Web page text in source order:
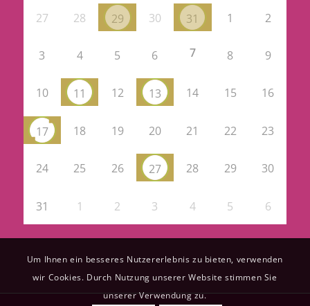
27 28 29 30 31 1 2
3 4 5 6 7 8 9
10 11 12 13 14 15 16
17 18 19 20 21 22 23
24 25 26 27 28 29 30
31 1 2 3 4 5 6
Um Ihnen ein besseres Nutzererlebnis zu bieten, verwenden
wir Cookies. Durch Nutzung unserer Website stimmen Sie
unserer Verwendung zu.